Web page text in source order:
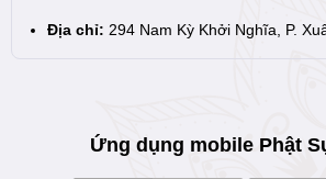
Địa chỉ: 294 Nam Kỳ Khởi Nghĩa, P.
Ứng dụng mobile Phật